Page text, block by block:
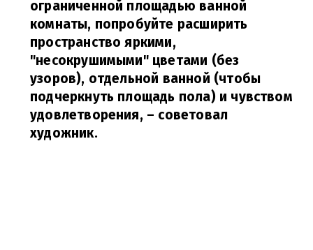
ограниченной площадью ванной
комнаты, попробуйте расширить
пространство яркими,
"несокрушимыми" цветами (без
узоров), отдельной ванной (чтобы
подчеркнуть площадь пола) и чувством
удовлетворения, – советовал
художник.